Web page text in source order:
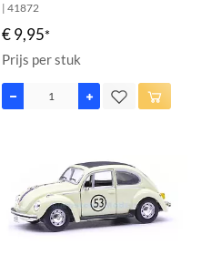
| 41872
€ 9,95*
Prijs per stuk